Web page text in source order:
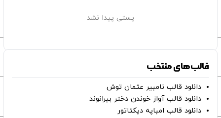
پستی پیدا نشد
قالب‌های منتخب
دانلود قالب نامبیر عثمان ‌توش
دانلود قالب آواز خوندن دختر بیرانوند
دانلود قالب امباپه دیکتاتور